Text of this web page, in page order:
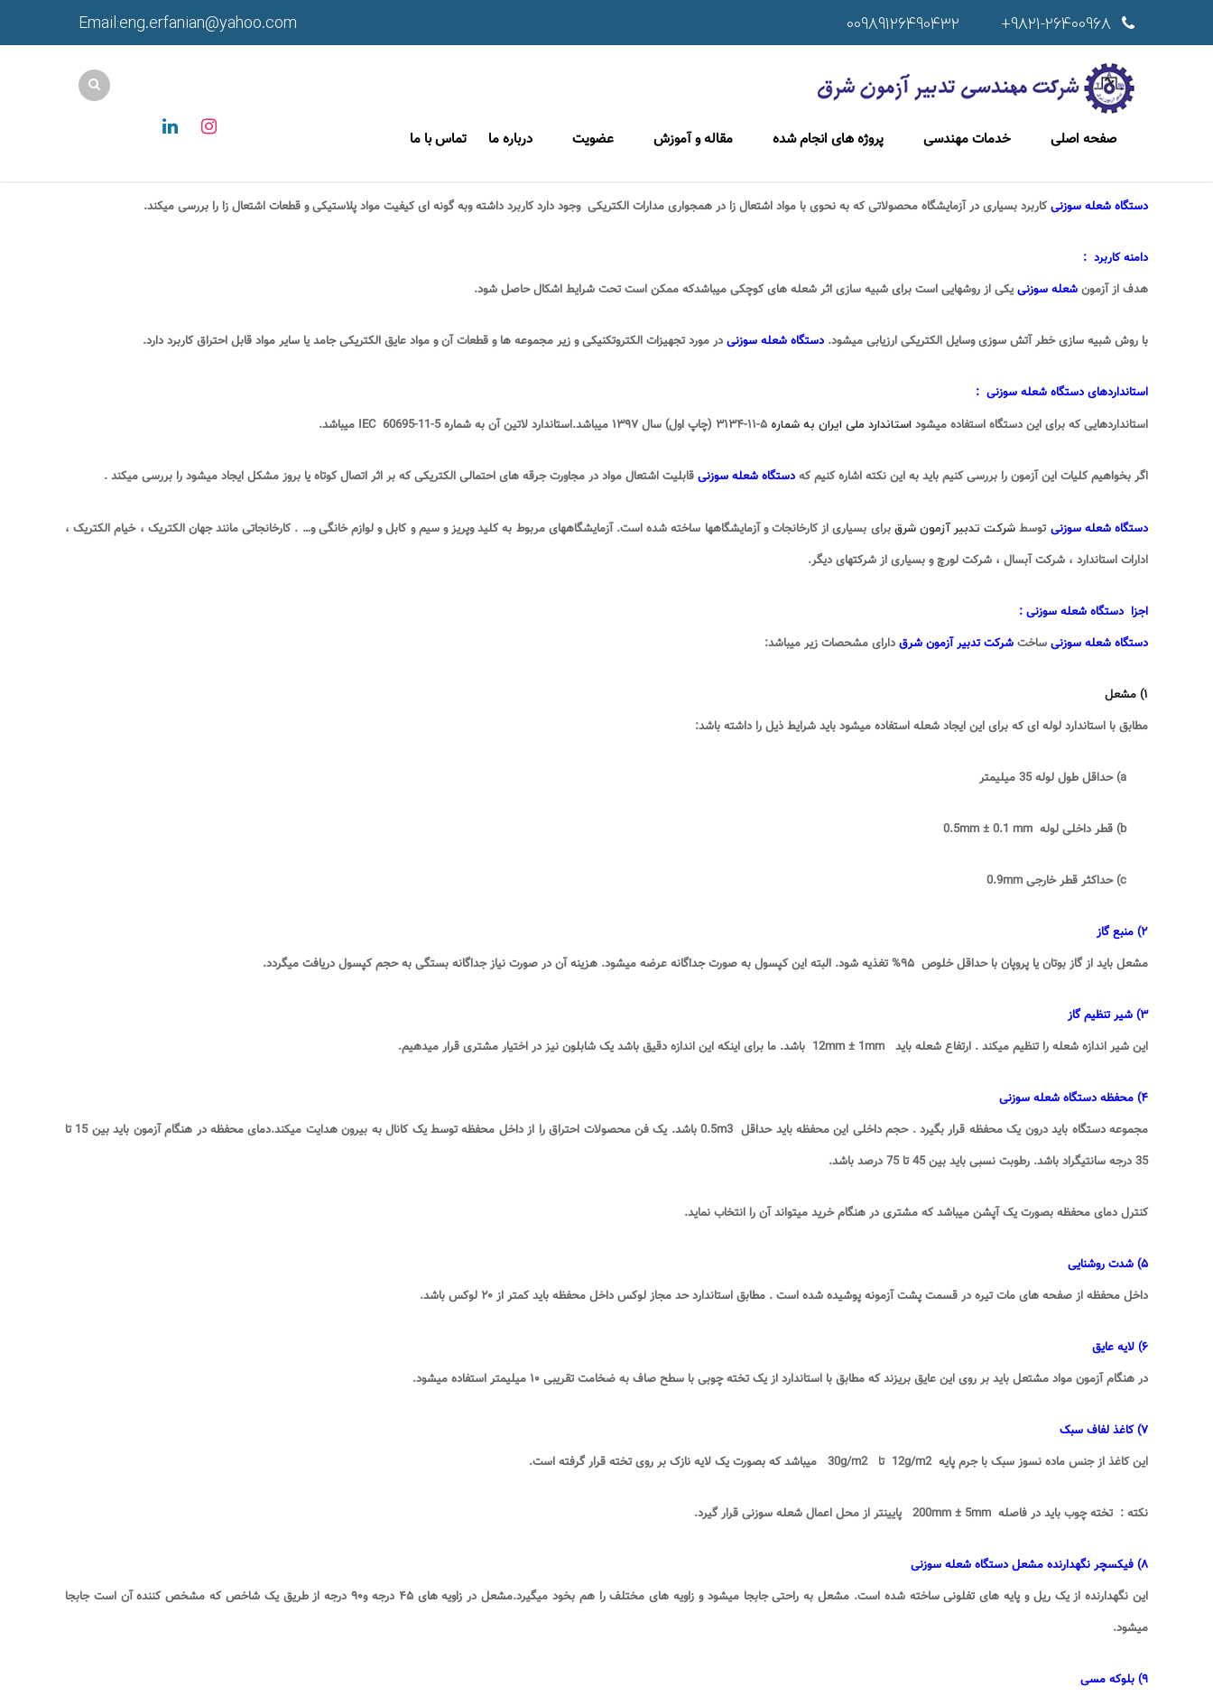
9821-26400968+
00989126490432
Email:eng.erfanian@yahoo.com
صفحه اصلی خدمات مهندسی پروژه های انجام شده مقاله و آموزش عضویت درباره ما تماس با ما
دستگاه شعله سوزنیکاربرد بسیاری در آزمایشگاه محصولاتی که به نحوی با مواد اشتعال زا در همجواری مدارات الکتریکی وجود دارد کاربرد داشته وبه گونه ای کیفیت مواد پلاستیکی و قطعات اشتعال زا را بررسی میکند.
دامنه کاربرد :
هدف از آزمون شعله سوزنییکی از روشهایی است برای شبیه سازی اثر شعله های کوچکی میباشدکه ممکن است تحت شرایط اشکال حاصل شود.
با روش شبیه سازی خطر آتش سوزی وسایل الکتریکی ارزیابی میشود. دستگاه شعله سوزنی در مورد تجهیزات الکتروتکنیکی و زیر مجموعه ها و قطعات آن و مواد عایق الکتریکی جامد یا سایر مواد قابل احتراق کاربرد دارد.
استانداردهای دستگاه شعله سوزنی :
استانداردهایی که برای این دستگاه استفاده میشود استاندارد ملی ایران به شماره ۵-۱۱-۳۱۳۴ (چاپ اول) سال ۱۳۹۷ میباشد.استاندارد لاتین آن به شماره5-11-60695 IEC میباشد.
اگر بخواهیم کلیات این آزمون را بررسی کنیم باید به این نکته اشاره کنیم که دستگاه شعله سوزنی قابلیت اشتعال مواد در مجاورت جرقه های احتمالی الکتریکی که بر اثر اتصال کوتاه یا بروز مشکل ایجاد میشود را بررسی میکند .
دستگاه شعله سوزنی توسط شرکت تدبیر آزمون شرق برای بسیاری از کارخانجات و آزمایشگاهها ساخته شده است. آزمایشگاههای مربوط به کلید وپریز و سیم و کابل و لوازم خانگی و… . کارخانجاتی مانند جهان الکتریک ، خیام الکتریک ،
ادارات استاندارد ، شرکت آبسال ، شرکت لورچ و بسیاری از شرکتهای دیگر.
اجزا دستگاه شعله سوزنی :
دستگاه شعله سوزنی ساخت شرکت تدبیر آزمون شرق دارای مشحصات زیر میباشد:
۱) مشعل
مطابق با استاندارد لوله ای که برای این ایجاد شعله استفاده میشود باید شرایط ذیل را داشته باشد:
حداقل طول لوله 35 میلیمتر
b) قطر داخلی لوله 0.5 mm ± 0.1 mm
حداکثر قطر خارجی 0.9 mm
۲) منبع گاز
مشعل باید از گاز بوتان یا پروپان با حداقل خلوص ۹۵% تغذیه شود. البته این کپسول به صورت جداگانه عرضه میشود. هزینه آن در صورت نیاز جداگانه بستگی به حجم کپسول دریافت میگردد.
۳) شیر تنظیم گاز
این شیر اندازه شعله را تنظیم میکند . ارتفاع شعله باید 12 mm ± 1mm باشد. ما برای اینکه این اندازه دقیق باشد یک شابلون نیز در اختیار مشتری قرار میدهیم.
۴) محفظه دستگاه شعله سوزنی
مجموعه دستگاه باید درون یک محفظه قرار بگیرد . حجم داخلی این محفظه باید حداقل 0.5 m3
باشد. یک فن محصولات احتراق را از داخل محفظه توسط یک کانال به بیرون هدایت میکند.دمای محفظه در هنگام آزمون باید بین 15 تا
35 درجه سانتیگراد باشد. رطوبت نسبی باید بین 45 تا 75 درصد باشد
.
کنترل دمای محفظه بصورت یک آپشن میباشد که مشتری در هنگام خرید میتواند آن را انتخاب نماید.
۵) شدت روشنایی
داخل محفظه از صفحه های مات تیره در قسمت پشت آزمونه پوشیده شده است . مطابق استاندارد حد مجاز لوکس داخل محفظه باید کمتر از ۲۰ لوکس باشد.
۶) لایه عایق
در هنگام آزمون مواد مشتعل باید بر روی این عایق بریزند که مطابق با استاندارد از یک تخته چوبی با سطح صاف به ضخامت تقریبی ۱۰ میلیمتر استفاده میشود.
۷)کاغذ لفاف سبک
این کاغذ از جنس ماده نسوز سبک با جرم پایه 12g/m2 تا 30g/m2 میباشد که بصورت یک لایه نازک بر روی تخته قرار گرفته است.
نکته : تخته چوب باید در فاصله 200 mm ± 5mm پایینتر از محل اعمال شعله سوزنی قرار گیرد.
۸) فیکسچر نگهدارنده مشعل دستگاه شعله سوزنی
این نگهدارنده از یک ریل و پایه های تفلونی ساخته شده است. مشعل به راحتی جابجا میشود و زاویه های مختلف را هم بخود میگیرد.مشعل در زاویه های۴۵ درجه و۹۰درجه از طریق یک شاخص که مشخص کننده آن است جابجا
میشود.
۹) بلوکه مسی